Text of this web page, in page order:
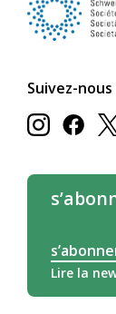
Suivez-
Lire la